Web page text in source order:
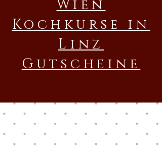
Wien
​Kochkurse in
Linz
Gutscheine